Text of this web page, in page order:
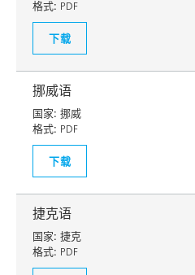
格式: PDF
下载
挪威语
国家: 挪威
格式: PDF
下载
捷克语
国家: 捷克
格式: PDF